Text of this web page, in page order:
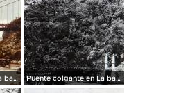
Puente colgante en La barranca de Oblatos. Puente colgante en La barranca de Oblatos.